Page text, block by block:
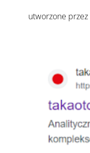
utworzone przez